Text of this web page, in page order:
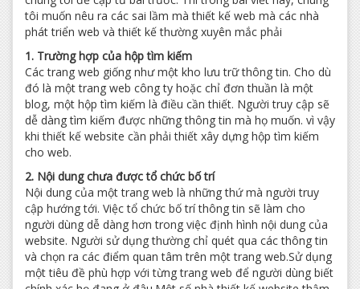
tôi muốn nêu ra các sai lầm mà thiết kế web mà các nhà
phát triển web và thiết kế thường xuyên mắc phải
1. Trường hợp của hộp tìm kiếm
Các trang web giống như một kho lưu trữ thông tin. Cho dù
đó là một trang web công ty hoặc chỉ đơn thuần là một
blog, một hộp tìm kiếm là điều cần thiết. Người truy cập sẽ
dễ dàng tìm kiếm được những thông tin mà họ muốn. vì vậy
khi thiết kế website cần phải thiết xây dựng hộp tìm kiếm
cho web.
2. Nội dung chưa được tổ chức bố trí
Nội dung của một trang web là những thứ mà người truy
cập hướng tới. Việc tổ chức bố trí thông tin sẽ làm cho
người dùng dễ dàng hơn trong việc định hình nội dung của
website. Người sử dụng thường chỉ quét qua các thông tin
và chọn ra các điểm quan tâm trên một trang web.Sử dụng
một tiêu đề phù hợp với từng trang web để người dùng biết